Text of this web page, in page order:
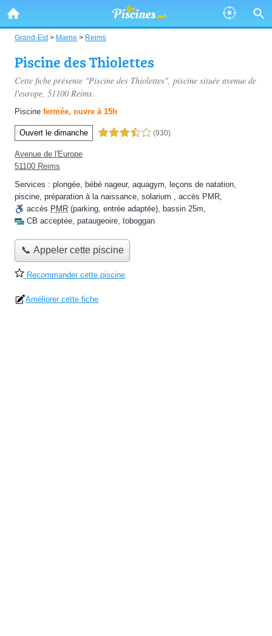
Grand-Est> Marne > Reims
Piscine des Thiolettes
Cette fiche présente "Piscine des Thiolettes", piscine située avenue de
l'europe, 51100 Reims.
Piscine fermée, ouvre à 15h
Ouvert le dimanche 3,5 étoiles sur 5 (930)
Avenue de l'Europe
51100 Reims
Services : plongée, bébé nageur, aquagym, leçons de natation,
piscine, préparation à la naissance, solarium , accès PMR,
accès PMR (parking, entrée adaptée), bassin 25m,
CB acceptée, pataugeoire, toboggan
📞 Appeler cette piscine
Recommander cette piscine
Améliorer cette fiche